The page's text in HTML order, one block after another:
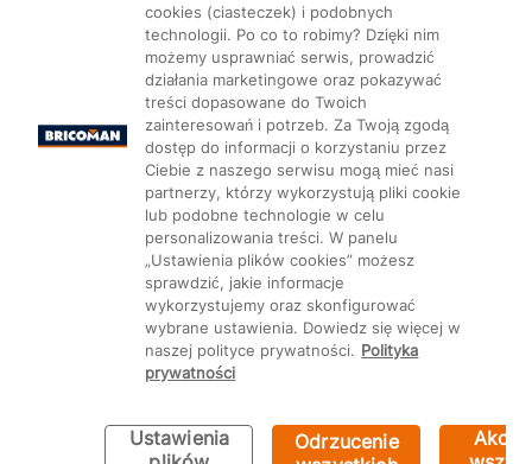
Bricoman 2026 ©
Kategorie Produkty Marki CMS
Ustawienia plików cookie
cookies (ciasteczek) i podobnych
technologii. Po co to robimy? Dzięki nim
możemy usprawniać serwis, prowadzić
działania marketingowe oraz pokazywać
treści dopasowane do Twoich
zainteresowań i potrzeb. Za Twoją zgodą
dostęp do informacji o korzystaniu przez
Ciebie z naszego serwisu mogą mieć nasi
partnerzy, którzy wykorzystują pliki cookie
lub podobne technologie w celu
personalizowania treści. W panelu
„Ustawienia plików cookies” możesz
sprawdzić, jakie informacje
wykorzystujemy oraz skonfigurować
wybrane ustawienia. Dowiedz się więcej w
naszej polityce prywatności. Polityka
prywatności
Ustawienia
Odrzucenie